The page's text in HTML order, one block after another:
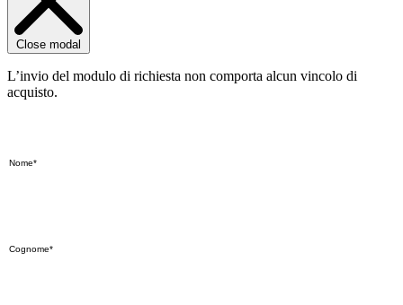
Close modal
L’invio del modulo di richiesta non comporta alcun vincolo di
acquisto.